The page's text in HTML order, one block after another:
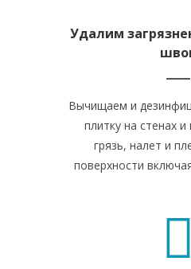
Удалим
Вычищаем и
плитку на стенах
грязь, налет и
поверхности